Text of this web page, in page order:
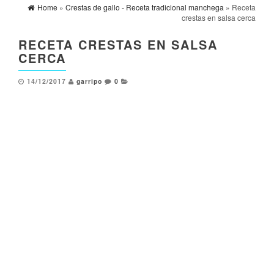
Home » Crestas de gallo - Receta tradicional manchega » Receta
crestas en salsa cerca
RECETA CRESTAS EN SALSA
CERCA
14/12/2017 garripo 0